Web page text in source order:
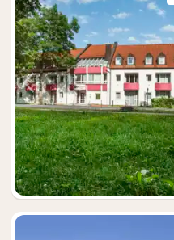
Vorheriges Bild